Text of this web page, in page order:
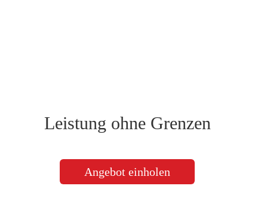
Leistung ohne Grenzen
Angebot einholen